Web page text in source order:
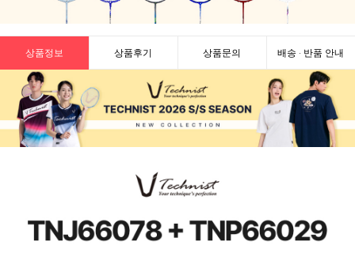
상품정보 상품후기 상품문의 배송 · 반품 안내